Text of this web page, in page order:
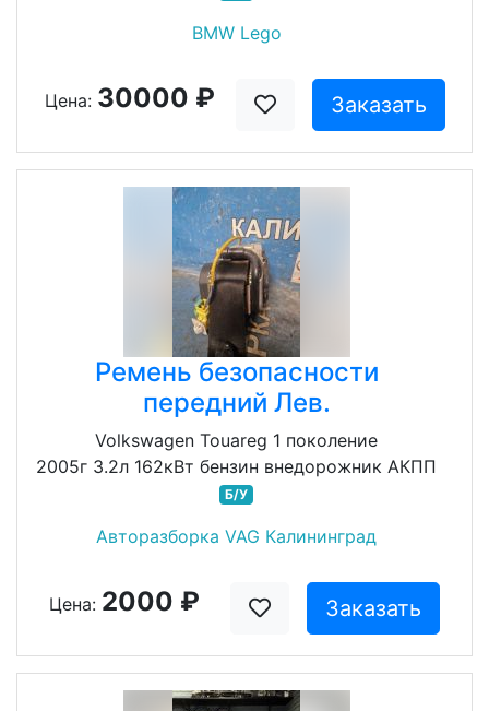
BMW Lego
Цена: 30000 ₽ Заказать
Ремень безопасности
передний Лев.
Volkswagen Touareg 1 поколение
2005г 3.2л 162кВт бензин внедорожник АКПП
Б/У
Авторазборка VAG Калининград
Цена: 2000 ₽ Заказать